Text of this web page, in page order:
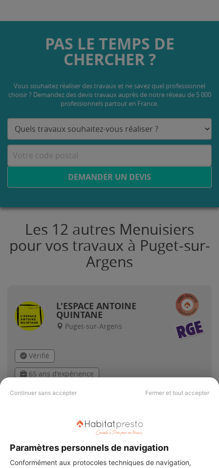
Continuer sans accepter Fermer et tout accepter
Paramètres personnels de navigation
Conformément aux protocoles techniques de navigation,
PAS LE TEMPS DE
CHERCHER ?
Vous souhaitez réaliser des travaux et ne savez quel professionnel
choisir ? Demandez des devis travaux auprès de notre réseau de 5 000
professionnels partout en France.
DEMANDER UN DEVIS
Les 12 autres Menuisiers
pour vos travaux à Puget-sur-
Argens
L'ESPACE ANTOINE
QUINTANE
Puget-sur-Argens
Vérifié
65 ans d'expérience
EURO PISCINE